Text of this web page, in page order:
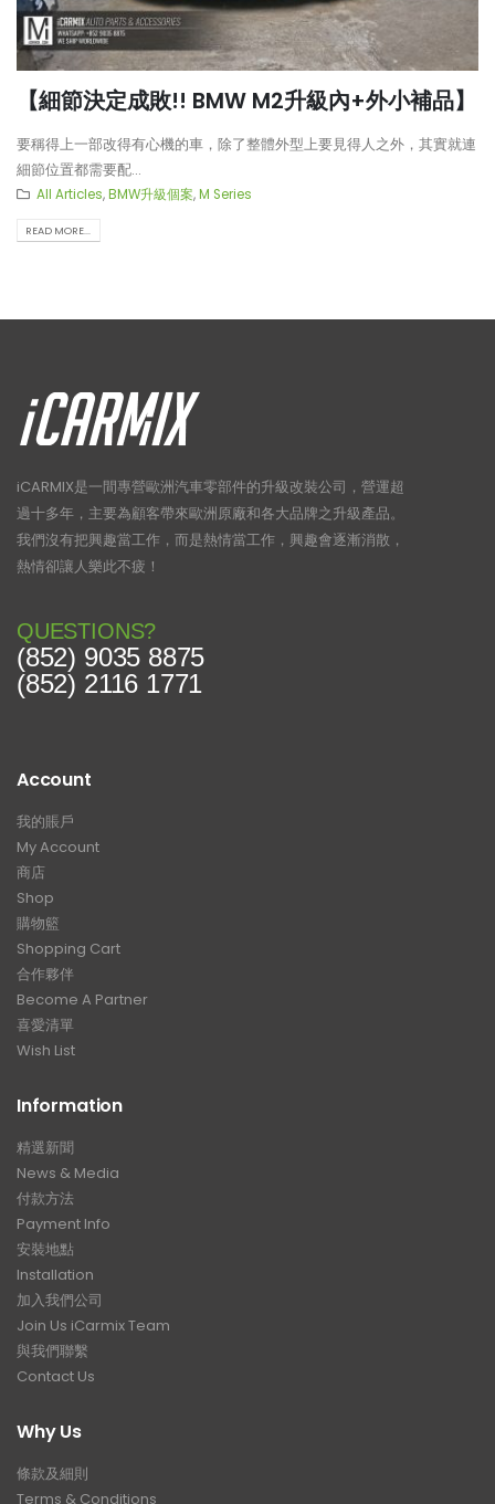
【細節決定成敗!! BMW M2升級內+外小補品】
要稱得上一部改得有心機的車，除了整體外型上要見得人之外，其實就連
細節位置都需要配...
All Articles,BMW升級個案,M Series
READ MORE...
iCARMIX是一間專營歐洲汽車零部件的升級改裝公司，營運超
過十多年，主要為顧客帶來歐洲原廠和各大品牌之升級產品。
我們沒有把興趣當工作，而是熱情當工作，興趣會逐漸消散，
熱情卻讓人樂此不疲！
QUESTIONS?
(852) 9035 8875
(852) 2116 1771
Account
我的賬戶
My Account
商店
Shop
購物籃
Shopping Cart
合作夥伴
Become A Partner
喜愛清單
Wish List
Information
精選新聞
News & Media
付款方法
Payment Info
安裝地點
Installation
加入我們公司
Join Us iCarmix Team
與我們聯繫
Contact Us
Why Us
條款及細則
Terms & Conditions